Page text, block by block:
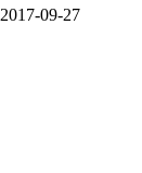
2017-09-27